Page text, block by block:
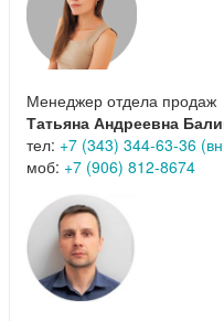
Менеджер отдела продаж
Татьяна Андреевна
тел: +7 (343) 344-63-36
моб: +7 (906) 812-8674